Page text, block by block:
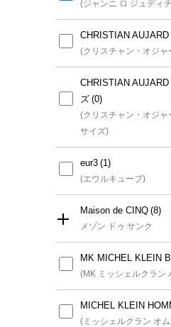
(ジャンニ ロ ジュディ
CHRISTIAN AUJARD
(クリスチャン・オジャ
CHRISTIAN AUJARD
ズ
(クリスチャン・オジャ
サイズ)
eur3
(エウルキューブ)
Maison de CINQ
メゾン ドゥ サンク
すべて
GIANNI LO
いサイズ)
MK MICHEL KLEIN
(MK ミッシェルクラン
MICHEL KLEIN
(ミッシェルクラン オ